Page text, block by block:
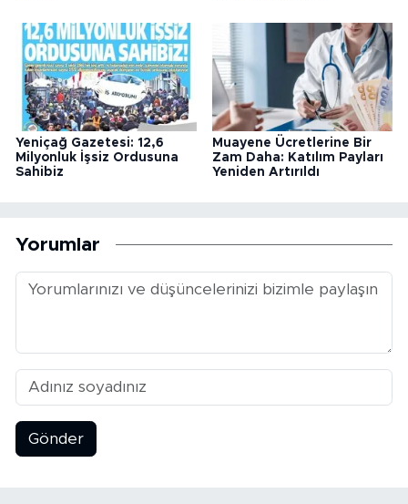
Yeniçağ Gazetesi: 12,6
Milyonluk İşsiz Ordusuna
Sahibiz
Muayene Ücretlerine Bir
Zam Daha: Katılım Payları
Yeniden Artırıldı
Yorumlar
Gönder